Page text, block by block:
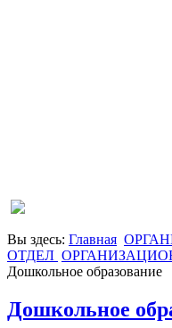
Вы здесь: Главная
ОТДЕЛ
Дошкольное образование
Дошкольное